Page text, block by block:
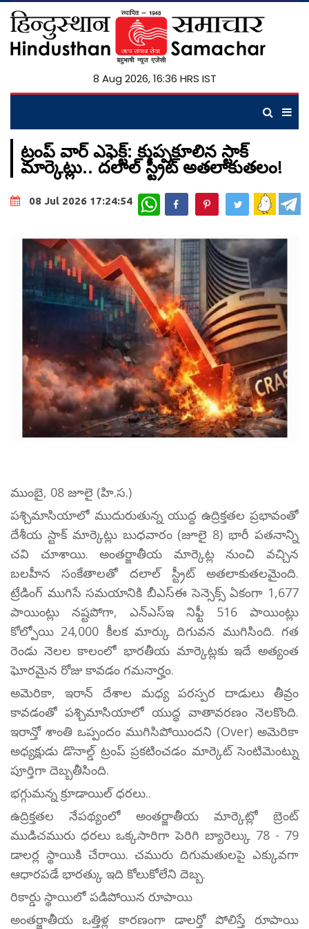
8 Aug 2026, 16:36 HRS IST
ట్రంప్ వార్ ఎఫెక్ట్: కుప్పకూలిన స్టాక్
మార్కెట్లు.. దలాల్ స్ట్రీట్ అతలాకుతలం!
08 Jul 2026 17:24:54 WhatsApp
ముంబై, 08 జూలై (హి.స.)
పశ్చిమాసియాలో ముదురుతున్న యుద్ధ ఉద్రిక్తతల ప్రభావంతో
దేశీయ స్టాక్ మార్కెట్లు బుధవారం (జూలై 8) భారీ పతనాన్ని
చవి చూశాయి. అంతర్జాతీయ మార్కెట్ల నుంచి వచ్చిన
బలహీన సంకేతాలతో దలాల్ స్ట్రీట్ అతలాకుతలమైంది.
ట్రేడింగ్ ముగిసే సమయానికి బీఎస్ఈ సెన్సెక్స్ ఏకంగా 1,677
పాయింట్లు నష్టపోగా, ఎన్ఎస్ఇ నిఫ్టీ 516 పాయింట్లు
కోల్పోయి 24,000 కీలక మార్కు దిగువన ముగిసింది. గత
రెండు నెలల కాలంలో భారతీయ మార్కెట్లకు ఇదే అత్యంత
ఘోరమైన రోజు కావడం గమనార్హం.
అమెరికా, ఇరాన్ దేశాల మధ్య పరస్పర దాడులు తీవ్రం
కావడంతో పశ్చిమాసియాలో యుద్ధ వాతావరణం నెలకొంది.
ఇరాన్తో శాంతి ఒప్పందం ముగిసిపోయిందని (Over) అమెరికా
అధ్యక్షుడు డొనాల్డ్ ట్రంప్ ప్రకటించడం మార్కెట్ సెంటిమెంట్ను
పూర్తిగా దెబ్బతీసింది.
భగ్గుమన్న క్రూడాయిల్ ధరలు..
ఉద్రిక్తతల నేపథ్యంలో అంతర్జాతీయ మార్కెట్లో బ్రెంట్
ముడిచమురు ధరలు ఒక్కసారిగా పెరిగి బ్యారెల్కు 78 - 79
డాలర్ల స్థాయికి చేరాయి. చమురు దిగుమతులపై ఎక్కువగా
ఆధారపడే భారత్కు ఇది కోలుకోలేని దెబ్బ.
రికార్డు స్థాయిలో పడిపోయిన రూపాయి
అంతర్జాతీయ ఒత్తిళ్ల కారణంగా డాలర్తో పోలిస్తే రూపాయి